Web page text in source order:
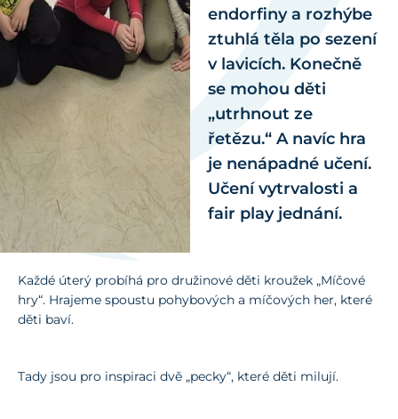
endorfiny a rozhýbe
ztuhlá těla po sezení
v lavicích. Konečně
se mohou děti
„utrhnout ze
řetězu.“ A navíc hra
je nenápadné učení.
Učení vytrvalosti a
fair play jednání.
Každé úterý probíhá pro družinové děti kroužek „Míčové
hry“. Hrajeme spoustu pohybových a míčových her, které
děti baví.
Tady jsou pro inspiraci dvě „pecky“, které děti milují.